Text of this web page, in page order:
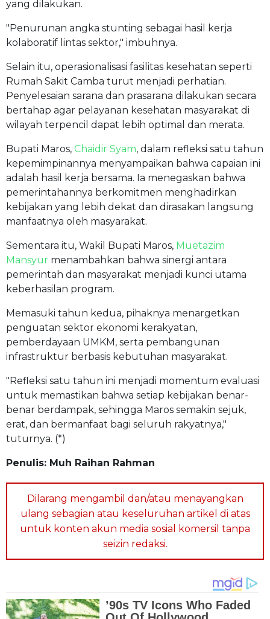
yang dilakukan.
"Penurunan angka stunting sebagai hasil kerja
kolaboratif lintas sektor," imbuhnya.
Selain itu, operasionalisasi fasilitas kesehatan seperti
Rumah Sakit Camba turut menjadi perhatian.
Penyelesaian sarana dan prasarana dilakukan secara
bertahap agar pelayanan kesehatan masyarakat di
wilayah terpencil dapat lebih optimal dan merata.
Bupati Maros, Chaidir Syam, dalam refleksi satu tahun
kepemimpinannya menyampaikan bahwa capaian ini
adalah hasil kerja bersama. Ia menegaskan bahwa
pemerintahannya berkomitmen menghadirkan
kebijakan yang lebih dekat dan dirasakan langsung
manfaatnya oleh masyarakat.
Sementara itu, Wakil Bupati Maros, Muetazim
Mansyur menambahkan bahwa sinergi antara
pemerintah dan masyarakat menjadi kunci utama
keberhasilan program.
Memasuki tahun kedua, pihaknya menargetkan
penguatan sektor ekonomi kerakyatan,
pemberdayaan UMKM, serta pembangunan
infrastruktur berbasis kebutuhan masyarakat.
"Refleksi satu tahun ini menjadi momentum evaluasi
untuk memastikan bahwa setiap kebijakan benar-
benar berdampak, sehingga Maros semakin sejuk,
erat, dan bermanfaat bagi seluruh rakyatnya,"
tuturnya. (*)
Penulis: Muh Raihan Rahman
Dilarang mengambil dan/atau menayangkan
ulang sebagian atau keseluruhan artikel di atas
untuk konten akun media sosial komersil tanpa
seizin redaksi.